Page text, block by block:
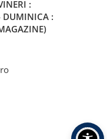
:
DUMINICA :